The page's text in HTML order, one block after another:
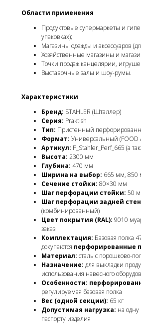
Области применения
Продуктовые супермаркеты и
упаковках);
Магазины одежды и аксессуаров
Хозяйственные магазины и
Точки продаж канцелярии,
Выставочные залы и шоу-румы.
Характеристики
Бренд: STAHLER (Шталлер)
Серия: Praktish
Тип: Пристенный
Формат: Универсальный (FOOD
Артикул: P_Stahler_Perf_665 (а
Высота: 2300 мм
Глубина: 470 мм
Ширина на выбор: 665 мм, 850
Сечение стойки: 80×30 мм
Шаг перфорации стойки: 50
Шаг перфорации задней
(комбинированный)
Цвет покрытия (RAL): 9010
заказ
Комплектация: Базовая полка
докупаются перфорированные
Материал: сталь с порошково-
Назначение: для выкладки
использования навесного
Особенности:
регулируемая базовая полка
Вес (одной секции): 65 кг
Допустимая нагрузка: на одну
паспорту изделия